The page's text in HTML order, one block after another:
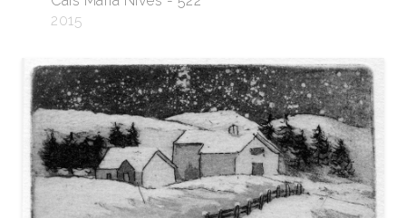
2015